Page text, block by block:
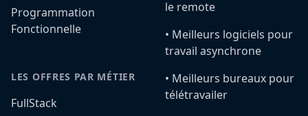
Programmation
Fonctionnelle
LES OFFRES PAR MÉTIER
FullStack
le remote
•️ Meilleurs logiciels pour
travail asynchrone
•️ Meilleurs bureaux pour
télétravailer